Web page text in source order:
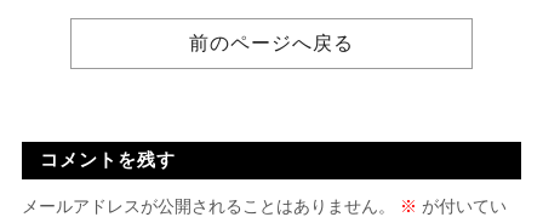
前のページへ戻る
コメントを残す
メールアドレスが公開されることはありません。 ※ が付いてい